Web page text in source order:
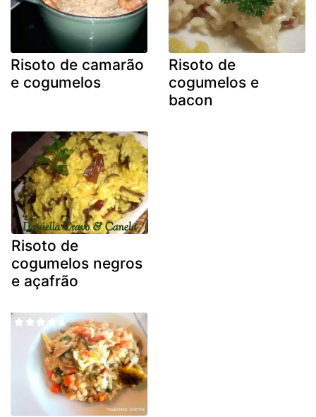
Risoto de camarão
e cogumelos
Risoto de
cogumelos e
bacon
Risoto de
cogumelos negros
e açafrão